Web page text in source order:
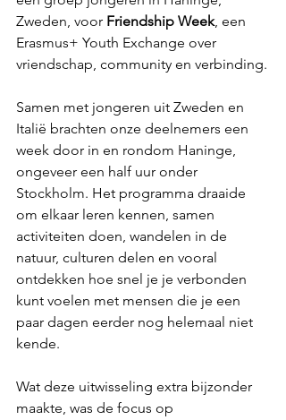
Zweden, voor Friendship Week, een
Erasmus+ Youth Exchange over
vriendschap, community en verbinding.
Samen met jongeren uit Zweden en
Italië brachten onze deelnemers een
week door in en rondom Haninge,
ongeveer een half uur onder
Stockholm. Het programma draaide
om elkaar leren kennen, samen
activiteiten doen, wandelen in de
natuur, culturen delen en vooral
ontdekken hoe snel je je verbonden
kunt voelen met mensen die je een
paar dagen eerder nog helemaal niet
kende.
Wat deze uitwisseling extra bijzonder
maakte, was de focus op